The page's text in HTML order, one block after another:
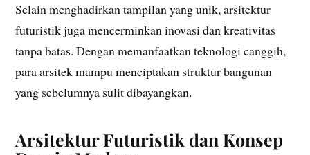
Selain menghadirkan tampilan yang unik, arsitektur
futuristik juga mencerminkan inovasi dan kreativitas
tanpa batas. Dengan memanfaatkan teknologi canggih,
para arsitek mampu menciptakan struktur bangunan
yang sebelumnya sulit dibayangkan.
Arsitektur Futuristik dan Konsep